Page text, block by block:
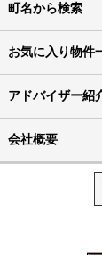
町名から検索
お気に入り物件
アドバイザー紹
会社概要